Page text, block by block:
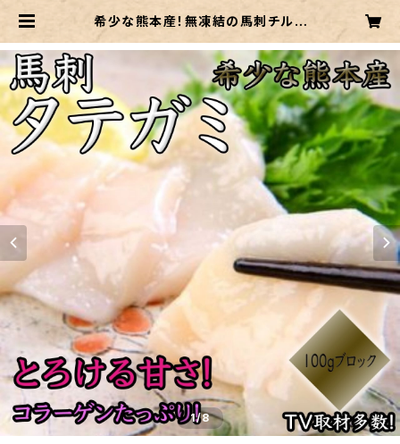
希少な熊本産！無凍結の馬刺チルド
【タテガミ】約100g真空パック 当店
だからこそのチルド発送！ | 木本商店
1/8